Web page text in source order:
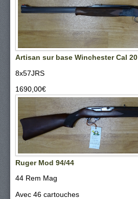
Artisan sur base Winchester Cal 20
8x57JRS
1690,00‎€
Ruger Mod 94/44
44 Rem Mag
Avec 46 cartouches